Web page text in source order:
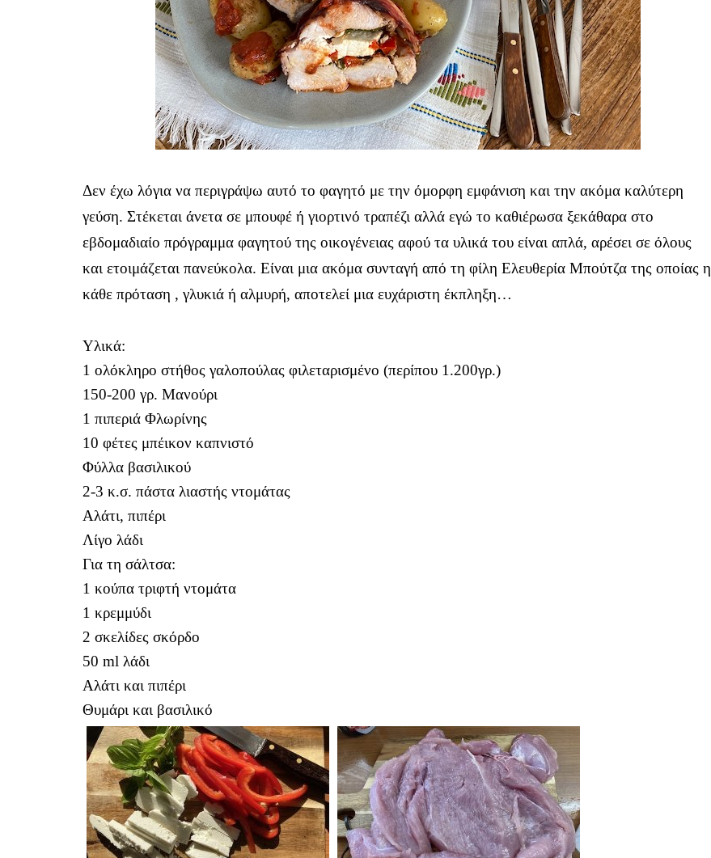
Δεν έχω λόγια να περιγράψω αυτό το φαγητό με την όμορφη εμφάνιση και την ακόμα καλύτερη
γεύση. Στέκεται άνετα σε μπουφέ ή γιορτινό τραπέζι αλλά εγώ το καθιέρωσα ξεκάθαρα στο
εβδομαδιαίο πρόγραμμα φαγητού της οικογένειας αφού τα υλικά του είναι απλά, αρέσει σε όλους
και ετοιμάζεται πανεύκολα. Είναι μια ακόμα συνταγή από τη φίλη Ελευθερία Μπούτζα της οποίας η
κάθε πρόταση , γλυκιά ή αλμυρή, αποτελεί μια ευχάριστη έκπληξη…
Υλικά:
1 ολόκληρο στήθος γαλοπούλας φιλεταρισμένο (περίπου 1.200γρ.)
150-200 γρ. Μανούρι
1 πιπεριά Φλωρίνης
10 φέτες μπέικον καπνιστό
Φύλλα βασιλικού
2-3 κ.σ. πάστα λιαστής ντομάτας
Αλάτι, πιπέρι
Λίγο λάδι
Για τη σάλτσα:
1 κούπα τριφτή ντομάτα
1 κρεμμύδι
2 σκελίδες σκόρδο
50 ml λάδι
Αλάτι και πιπέρι
Θυμάρι και βασιλικό